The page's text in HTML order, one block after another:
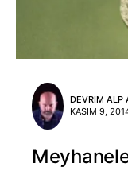
DEVRIM ALP
KASIM 9,